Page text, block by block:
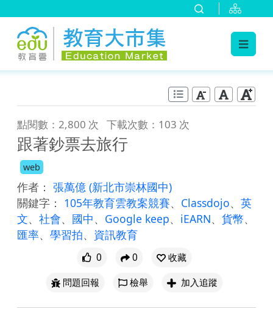
點閱數：2,800 次 下載次數：103 次
跟著鈔票去旅行
web
作者： 張萬億 (新北市崇林國中)
關鍵字： 105年教育雲教案競賽、 Classdojo、 英
文、 社會、 國中、 Google keep、 iEARN、 貨幣、
匯率、 學習拍、 資訊教育
0 0
收藏
問題回報
檢舉 加入追蹤